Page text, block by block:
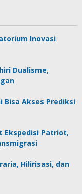
Inovasi
Dualisme,
Bisa Akses Prediksi
Ekspedisi Patriot,
Hilirisasi, dan